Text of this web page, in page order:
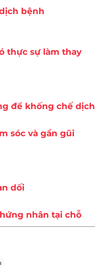
bệnh
thực sự làm thay
để khống chế dịch
sóc và gần gũi
dối
nhân tại chỗ